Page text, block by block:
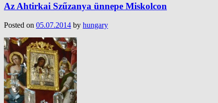
Az Ahtirkai Szűzanya ünnepe Miskolcon
Posted on 05.07.2014 by hungary